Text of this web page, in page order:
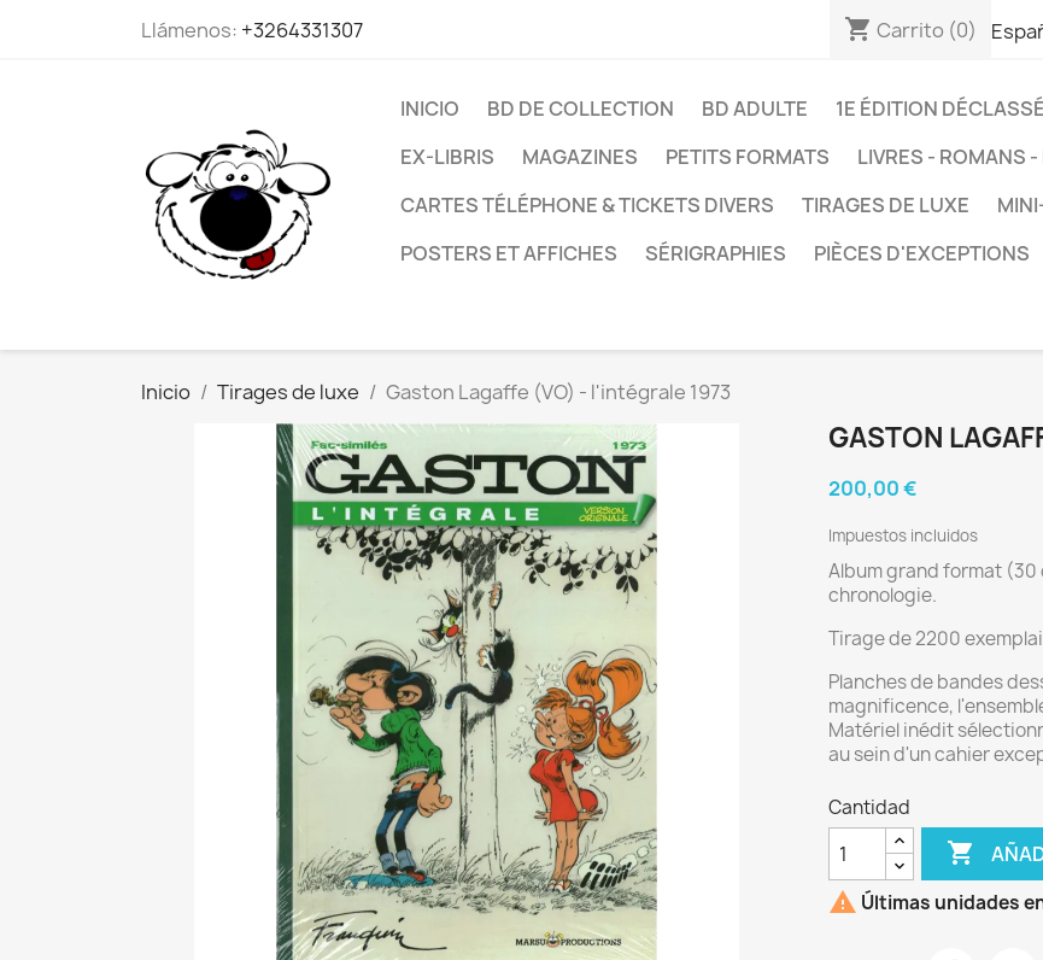
Llámenos: +3264331307 shopping_cart Carrito (0)
INICIO BD DE COLLECTION BD ADULTE 1E ÉDITION
EX-LIBRIS
MAGAZINES PETITS FORMATS LIVRES - ROMANS
CARTES TÉLÉPHONE & TICKETS DIVERS
TIRAGES DE LUXE
POSTERS ET AFFICHES
SÉRIGRAPHIES PIÈCES D'EXCEPTIONS
Inicio Tirages de luxe Gaston Lagaffe (VO) - l'intégrale 1973
GASTON
200,00 €
Impuestos incluidos
Album grand format
chronologie.
Tirage de 2200
Planches de bandes
magnificence,
Matériel inédit
au sein d'un cahier
Cantidad

 Últimas unidades